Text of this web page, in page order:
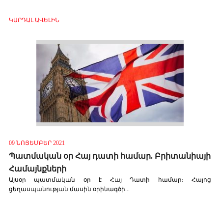
ԿԱՐԴԱԼ ԱՎԵԼԻՆ
09 ՆՈՅԵՄԲԵՐ 2021
Պատմական օր Հայ դատի համար. Բրիտանիայի
Համայնքների
Այսօր պատմական օր է Հայ Դատի համար։ Հայոց
ցեղասպանության մասին օրինագծի...